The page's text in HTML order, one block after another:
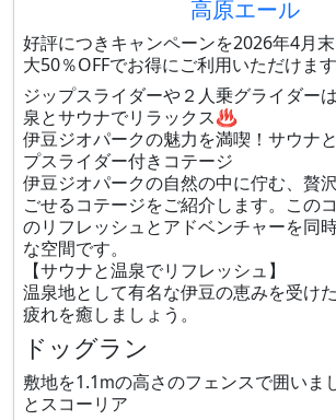
高原エール
好評につきキャンペーンを2026年4月
大50％OFFでお得にご利用いただけます
ジップスライダーや２人乗グライダー
泉とサウナでリラックス♨
伊豆ジオパークの魅力を満喫！サウナ
プスライダー付きコテージ
伊豆ジオパークの自然の中に佇む、贅
ごせるコテージをご紹介します。この
のリフレッシュとアドベンチャーを同
な空間です。
【サウナと温泉でリフレッシュ】
温泉地として有名な伊豆の恵みを受け
疲れを癒しましょう。
ドッグラン
敷地を1.1ⅿの高さのフェンスで囲いま
とスコーリア